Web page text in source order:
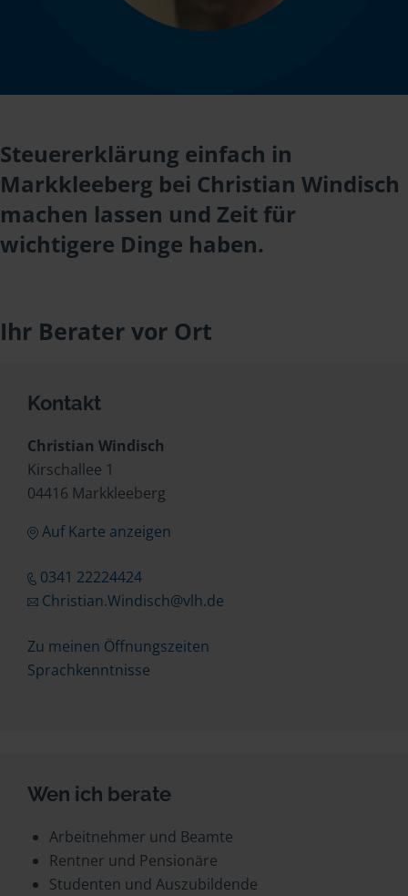
Steuererklärung einfach in
Markkleeberg bei Christian Windisch
machen lassen und Zeit für
wichtigere Dinge haben.
Ihr Berater vor Ort
Kontakt
Christian Windisch
Kirschallee 1
04416 Markkleeberg
Auf Karte anzeigen
0341 22224424
Christian.Windisch@vlh.de
Zu meinen Öffnungszeiten
Sprachkenntnisse
Wen ich berate
Arbeitnehmer und Beamte
Rentner und Pensionäre
Studenten und Auszubildende